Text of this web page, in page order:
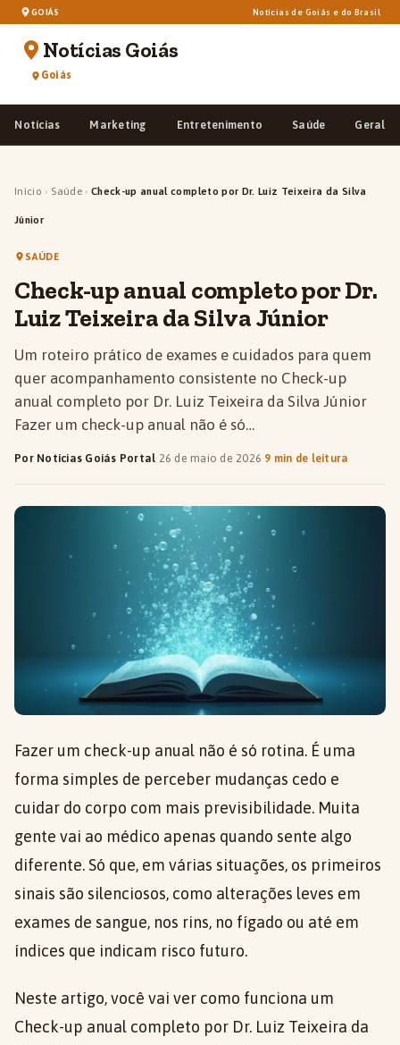
GOIÁS Notícias de Goiás e do Brasil
Notícias Goiás
Goiás
Notícias Marketing Entretenimento Saúde Geral
Início › Saúde › Check-up anual completo por Dr. Luiz Teixeira da Silva
Júnior
SAÚDE
Check-up anual completo por Dr.
Luiz Teixeira da Silva Júnior
Um roteiro prático de exames e cuidados para quem
quer acompanhamento consistente no Check-up
anual completo por Dr. Luiz Teixeira da Silva Júnior
Fazer um check-up anual não é só…
Por Notícias Goiás Portal·26 de maio de 2026·9 min de leitura
Fazer um check-up anual não é só rotina. É uma
forma simples de perceber mudanças cedo e
cuidar do corpo com mais previsibilidade. Muita
gente vai ao médico apenas quando sente algo
diferente. Só que, em várias situações, os primeiros
sinais são silenciosos, como alterações leves em
exames de sangue, nos rins, no fígado ou até em
índices que indicam risco futuro.
Neste artigo, você vai ver como funciona um
Check-up anual completo por Dr. Luiz Teixeira da